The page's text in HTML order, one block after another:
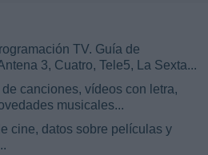
TV. Guía de
3, Cuatro, Tele5, La Sexta...
de canciones, vídeos con letra,
musicales...
cine, datos sobre películas y